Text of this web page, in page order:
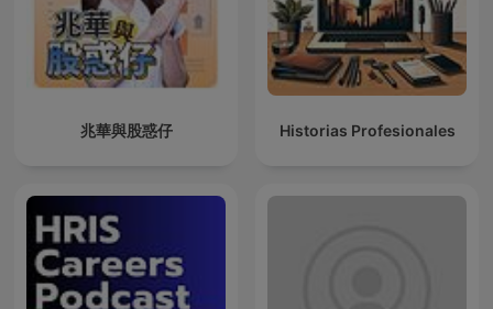
兆華與股惑仔 Historias Profesionales